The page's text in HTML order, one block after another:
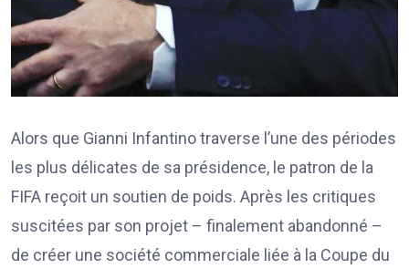
Alors que Gianni Infantino traverse l’une des périodes
les plus délicates de sa présidence, le patron de la
FIFA reçoit un soutien de poids. Après les critiques
suscitées par son projet – finalement abandonné –
de créer une société commerciale liée à la Coupe du